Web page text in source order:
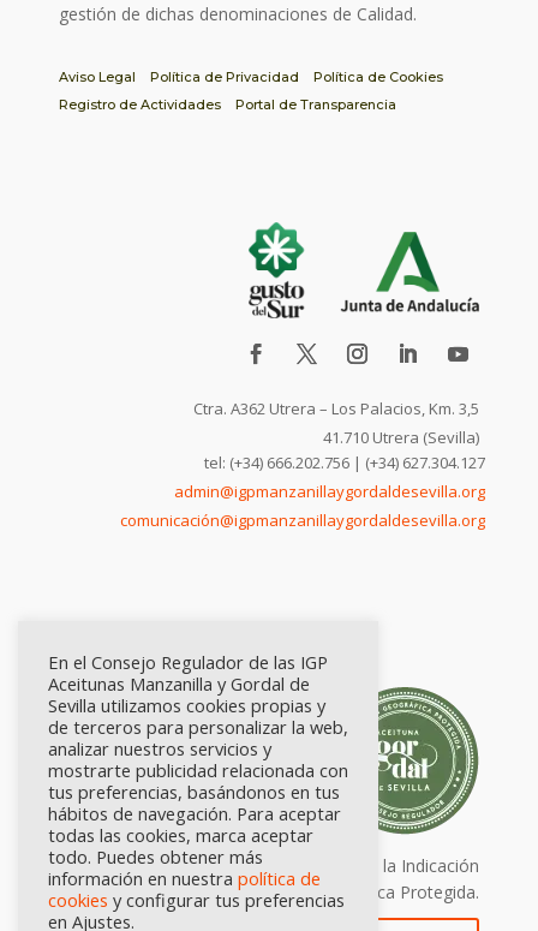
gestión de dichas denominaciones de Calidad.
Aviso Legal Política de Privacidad
Política de Cookies
Registro de Actividades
Portal de Transparencia
Ctra. A362 Utrera – Los Palacios, Km. 3,5
41.710 Utrera (Sevilla)
tel: (+34) 666.202.756 | (+34) 627.304.127
admin@igpmanzanillaygordaldesevilla.org
comunicación@igpmanzanillaygordaldesevilla.org
Calidad certificada por Origen. Sellos de la Indicación
Geográfica Protegida.
En el Consejo Regulador de las IGP
Aceitunas Manzanilla y Gordal de
Sevilla utilizamos cookies propias y
de terceros para personalizar la web,
analizar nuestros servicios y
mostrarte publicidad relacionada con
tus preferencias, basándonos en tus
hábitos de navegación. Para aceptar
todas las cookies, marca aceptar
todo. Puedes obtener más
información en nuestra política de
cookies y configurar tus preferencias
en Ajustes.